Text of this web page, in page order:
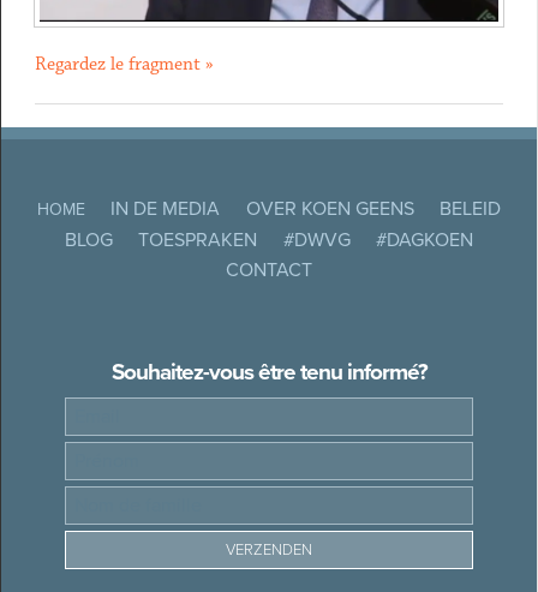
Regardez le fragment »
HOME IN DE MEDIA OVER KOEN GEENS
BELEID
BLOG
TOESPRAKEN #DWVG
#DAGKOEN
CONTACT
Souhaitez-vous être tenu informé?